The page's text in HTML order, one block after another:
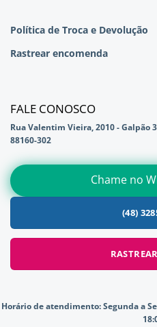
Política de Troca e Devolução
Rastrear encomenda
FALE CONOSCO
Rua Valentim Vieira, 2010 - Galpão
88160-302
Chame no
(48)
Horário de atendimento:Segunda a